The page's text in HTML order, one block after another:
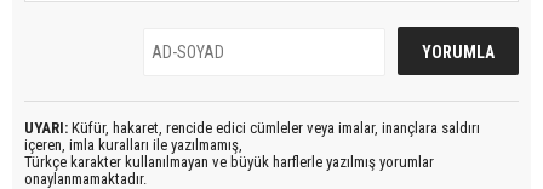
UYARI: Küfür, hakaret, rencide edici cümleler veya imalar, inançlara saldırı
içeren, imla kuralları ile yazılmamış,
Türkçe karakter kullanılmayan ve büyük harflerle yazılmış yorumlar
onaylanmamaktadır.